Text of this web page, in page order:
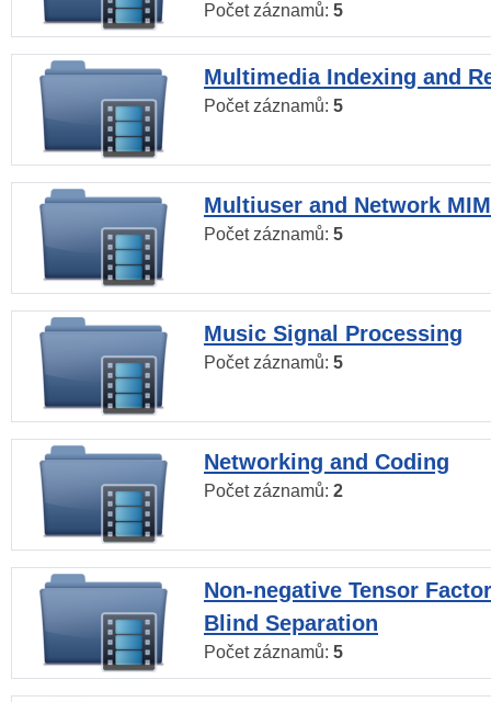
Počet záznamů: 5
Multimedia Indexing and
Počet záznamů: 5
Multiuser and Network
Počet záznamů: 5
Music Signal Processing
Počet záznamů: 5
Networking and Coding
Počet záznamů: 2
Non-negative Tensor
Blind Separation
Počet záznamů: 5